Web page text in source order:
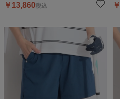
￥ 13,860税込 ￥